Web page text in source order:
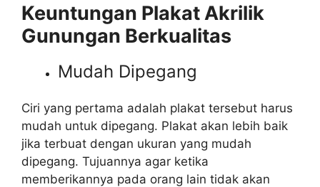
Keuntungan Plakat Akrilik
Gunungan Berkualitas
Mudah Dipegang
Ciri yang pertama adalah plakat tersebut harus
mudah untuk dipegang. Plakat akan lebih baik
jika terbuat dengan ukuran yang mudah
dipegang. Tujuannya agar ketika
memberikannya pada orang lain tidak akan